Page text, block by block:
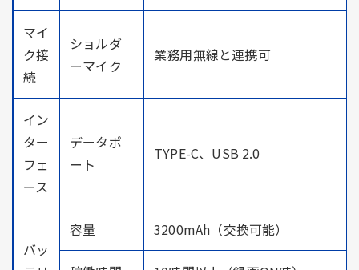
マイ
ク接
続
ショルダ
ーマイク
業務用無線と連携可
イン
ター
フェ
ース
データポ
ート
TYPE-C、USB 2.0
バッ
容量 3200mAh（交換可能）